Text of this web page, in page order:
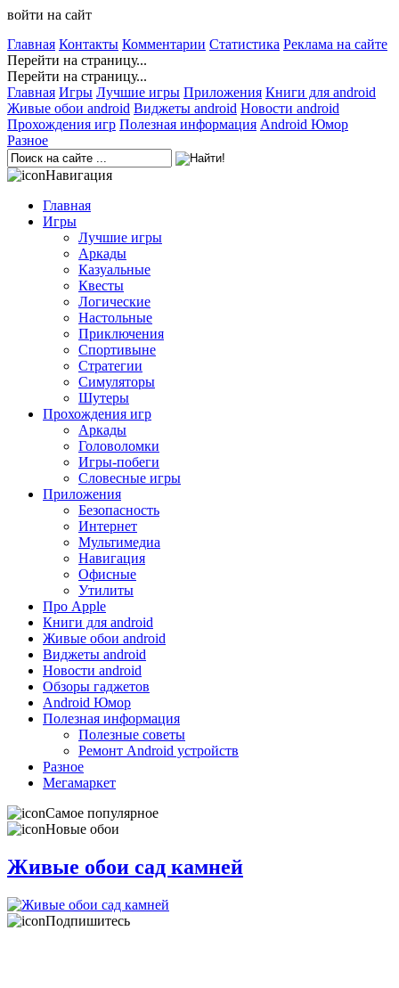
войти на сайт
Главная Контакты Комментарии Статистика Реклама на сайте
Перейти на страницу...
Перейти на страницу...
Главная Игры Лучшие игры Приложения Книги для android
Живые обои android Виджеты android Новости android
Прохождения игр Полезная информация Android Юмор
Разное
Навигация
Главная
Игры
Лучшие игры
Аркады
Казуальные
Квесты
Логические
Настольные
Приключения
Спортивыне
Стратегии
Симуляторы
Шутеры
Прохождения игр
Аркады
Головоломки
Игры-побеги
Словесные игры
Приложения
Безопасность
Интернет
Мультимедиа
Навигация
Офисные
Утилиты
Про Apple
Книги для android
Живые обои android
Виджеты android
Новости android
Обзоры гаджетов
Android Юмор
Полезная информация
Полезные советы
Ремонт Android устройств
Разное
Мегамаркет
Самое популярное
Новые обои
Живые обои сад камней
Подпишитесь